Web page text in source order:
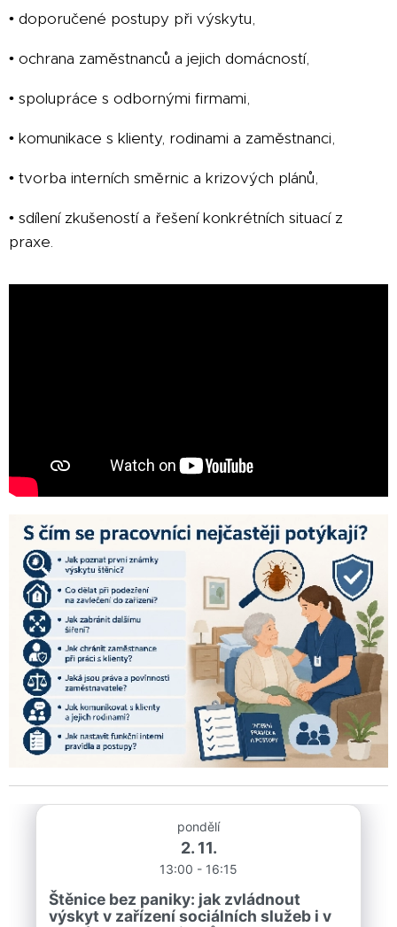
• doporučené postupy při výskytu,
• ochrana zaměstnanců a jejich domácností,
• spolupráce s odbornými firmami,
• komunikace s klienty, rodinami a zaměstnanci,
• tvorba interních směrnic a krizových plánů,
• sdílení zkušeností a řešení konkrétních situací z
praxe.